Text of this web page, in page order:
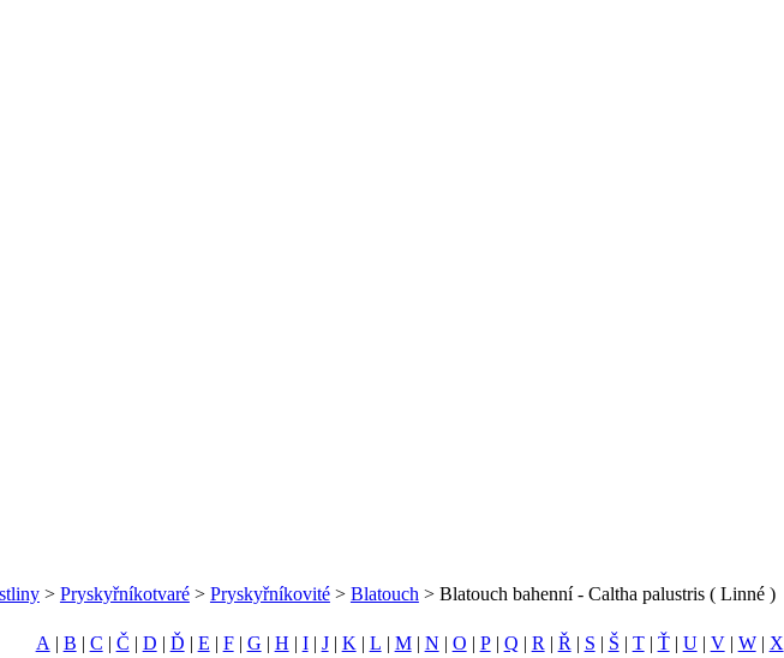
> Pryskyřníkotvaré> Pryskyřníkovité> Blatouch > Blatouch bahenní - Caltha palustris ( Linné )
A | B | C | Č | D | Ď | E | F| G | H | I| J| K | L | M| N | O | P| Q | R | Ř | S | Š | T| Ť| U| V| W| X